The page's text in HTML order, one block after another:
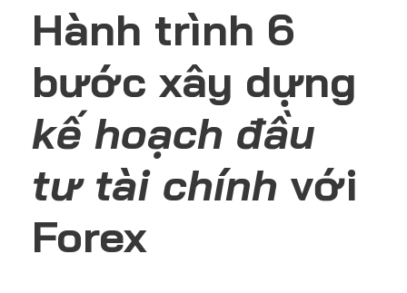
Hành trình 6
bước xây dựng
kế hoạch đầu
tư tài chính với
Forex